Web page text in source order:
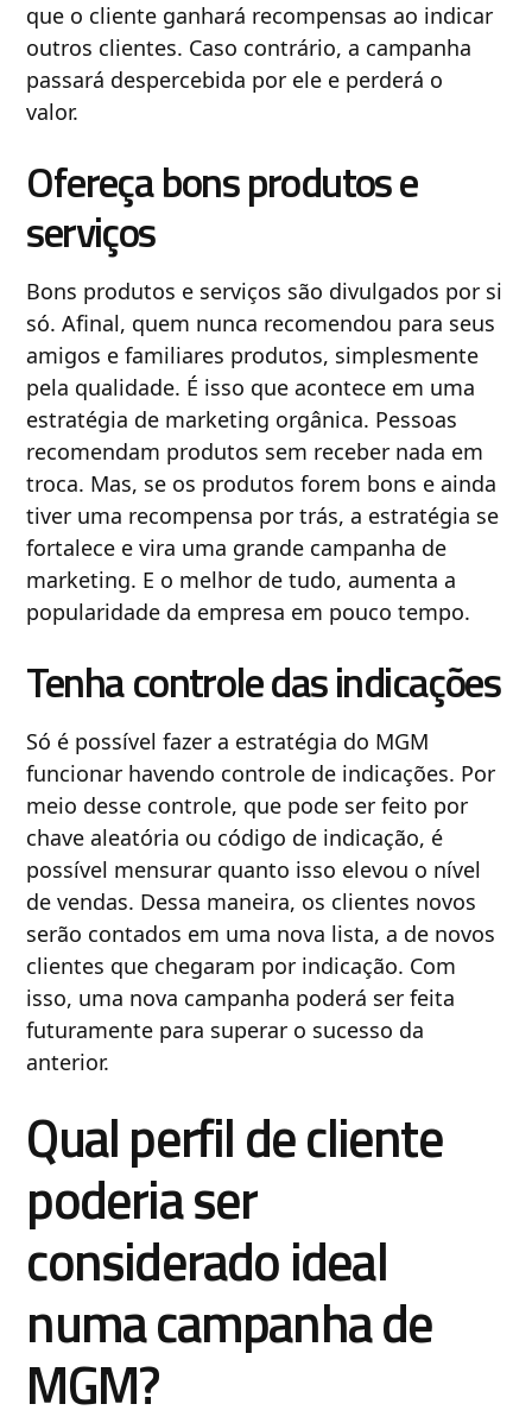
que o cliente ganhará recompensas ao indicar
outros clientes. Caso contrário, a campanha
passará despercebida por ele e perderá o
valor.
Ofereça bons produtos e
serviços
Bons produtos e serviços são divulgados por si
só. Afinal, quem nunca recomendou para seus
amigos e familiares produtos, simplesmente
pela qualidade. É isso que acontece em uma
estratégia de marketing orgânica. Pessoas
recomendam produtos sem receber nada em
troca. Mas, se os produtos forem bons e ainda
tiver uma recompensa por trás, a estratégia se
fortalece e vira uma grande campanha de
marketing. E o melhor de tudo, aumenta a
popularidade da empresa em pouco tempo.
Tenha controle das indicações
Só é possível fazer a estratégia do MGM
funcionar havendo controle de indicações. Por
meio desse controle, que pode ser feito por
chave aleatória ou código de indicação, é
possível mensurar quanto isso elevou o nível
de vendas. Dessa maneira, os clientes novos
serão contados em uma nova lista, a de novos
clientes que chegaram por indicação. Com
isso, uma nova campanha poderá ser feita
futuramente para superar o sucesso da
anterior.
Qual perfil de cliente
poderia ser
considerado ideal
numa campanha de
MGM?